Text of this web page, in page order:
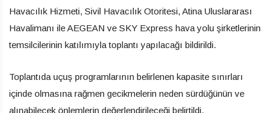
Havacılık Hizmeti, Sivil Havacılık Otoritesi, Atina Uluslararası
Havalimanı ile AEGEAN ve SKY Express hava yolu şirketlerinin
temsilcilerinin katılımıyla toplantı yapılacağı bildirildi.
Toplantıda uçuş programlarının belirlenen kapasite sınırları
içinde olmasına rağmen gecikmelerin neden sürdüğünün ve
alınabilecek önlemlerin değerlendirileceği belirtildi.